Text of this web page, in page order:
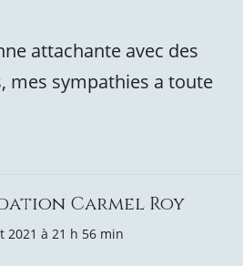
attachante avec des
mes sympathies a toute
Carmel Roy
2021 à 21 h 56 min